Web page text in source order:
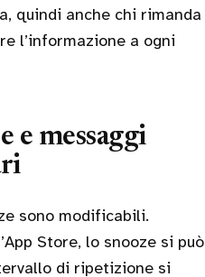
quindi anche chi rimanda
l’informazione a ogni
e messaggi
sono modificabili.
Store, lo snooze si può
di ripetizione si